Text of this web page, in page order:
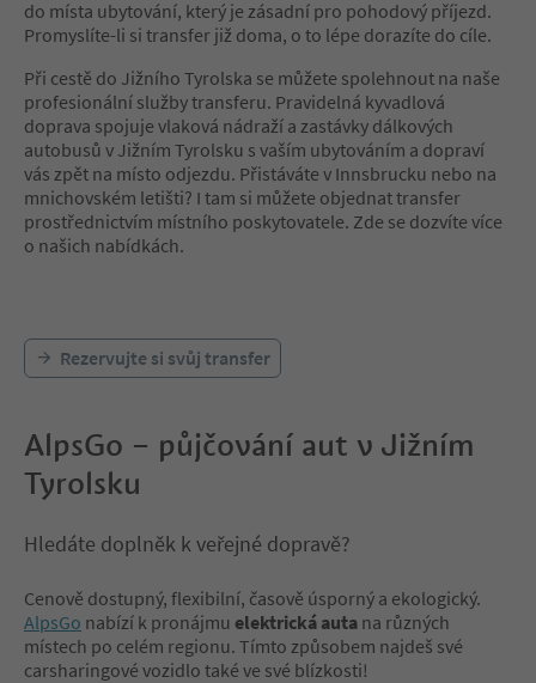
do místa ubytování, který je zásadní pro pohodový příjezd.
Promyslíte-li si transfer již doma, o to lépe dorazíte do cíle.
Při cestě do Jižního Tyrolska se můžete spolehnout na naše
profesionální služby transferu. Pravidelná kyvadlová
doprava spojuje vlaková nádraží a zastávky dálkových
autobusů v Jižním Tyrolsku s vaším ubytováním a dopraví
vás zpět na místo odjezdu. Přistáváte v Innsbrucku nebo na
mnichovském letišti? I tam si můžete objednat transfer
prostřednictvím místního poskytovatele. Zde se dozvíte více
o našich nabídkách.
Rezervujte si svůj transfer
AlpsGo – půjčování aut v Jižním
Tyrolsku
Hledáte doplněk k veřejné dopravě?
Cenově dostupný, flexibilní, časově úsporný a ekologický.
AlpsGo nabízí k pronájmu elektrická auta na různých
místech po celém regionu. Tímto způsobem najdeš své
carsharingové vozidlo také ve své blízkosti!